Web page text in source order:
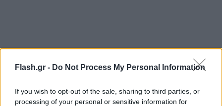
Flash.gr - Do Not Process My Personal Information
If you wish to opt-out of the sale, sharing to third parties, or
processing of your personal or sensitive information for
«Το Παλαιστινιακό είναι η ρίζα των προβλημάτων
στην περιοχή μας. Αν δεν επιλυθεί δίκαια, η
πρόσθεσε.